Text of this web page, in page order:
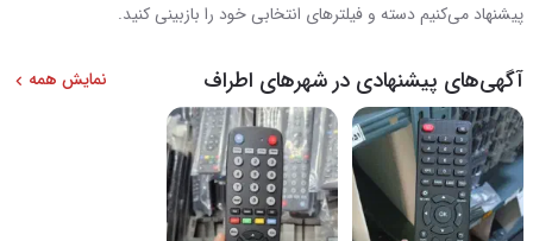
پیشنهاد می‌کنیم دسته و فیلترهای انتخابی خود را بازبینی کنید.
آگهی‌های پیشنهادی در شهرهای اطراف نمایش همه